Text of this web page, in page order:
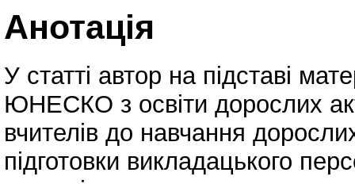
Анотація
У статті автор на підставі
ЮНЕСКО з освіти дорослих
вчителів до навчання
підготовки викладацького